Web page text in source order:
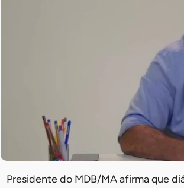
Presidente do MDB/MA afirma que